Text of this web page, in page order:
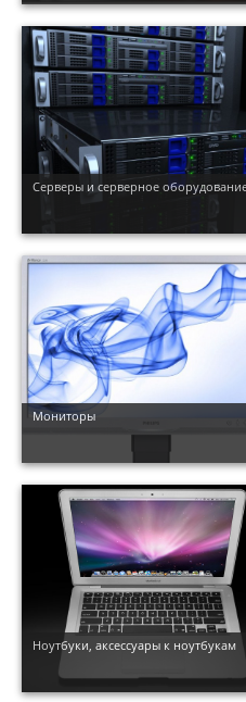
Серверы и серверное
Мониторы
Ноутбуки, аксессуары к ноутбукам